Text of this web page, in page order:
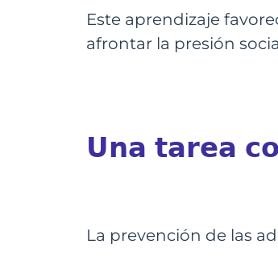
Este aprendizaje
afrontar la presión
𝗨𝗻𝗮 𝘁𝗮𝗿𝗲𝗮
La prevención de las